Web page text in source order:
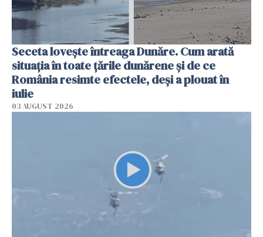
Seceta lovește întreaga Dunăre. Cum arată
situația în toate țările dunărene și de ce
România resimte efectele, deși a plouat în
iulie
03 AUGUST 2026